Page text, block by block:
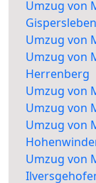
Umzug von
Gispersleben
Umzug von
Umzug von
Herrenberg
Umzug von
Umzug von
Umzug von
Umzug von